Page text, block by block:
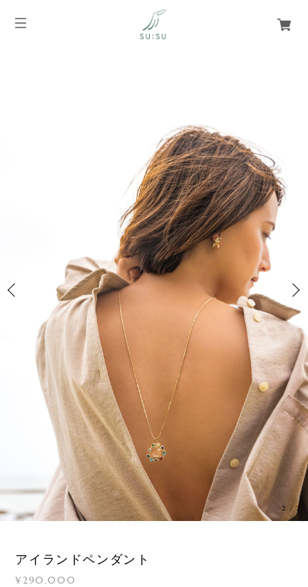
1 /2
アイランドペンダント
¥290,000